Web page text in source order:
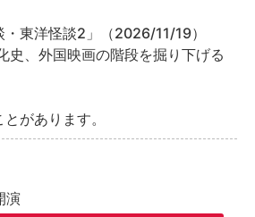
東洋怪談2」（2026/11/19）
史、外国映画の階段を掘り下げる
があります。
演